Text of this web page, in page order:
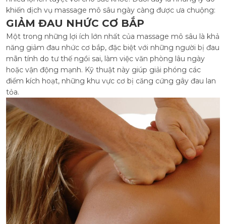
khiến dịch vụ massage mô sâu ngày càng được ưa chuộng:
GIẢM ĐAU NHỨC CƠ BẮP
Một trong những lợi ích lớn nhất của massage mô sâu là khả
năng giảm đau nhức cơ bắp, đặc biệt với những người bị đau
mãn tính do tư thế ngồi sai, làm việc văn phòng lâu ngày
hoặc vận động mạnh. Kỹ thuật này giúp giải phóng các
điểm kích hoạt, những khu vực cơ bị căng cứng gây đau lan
tỏa.